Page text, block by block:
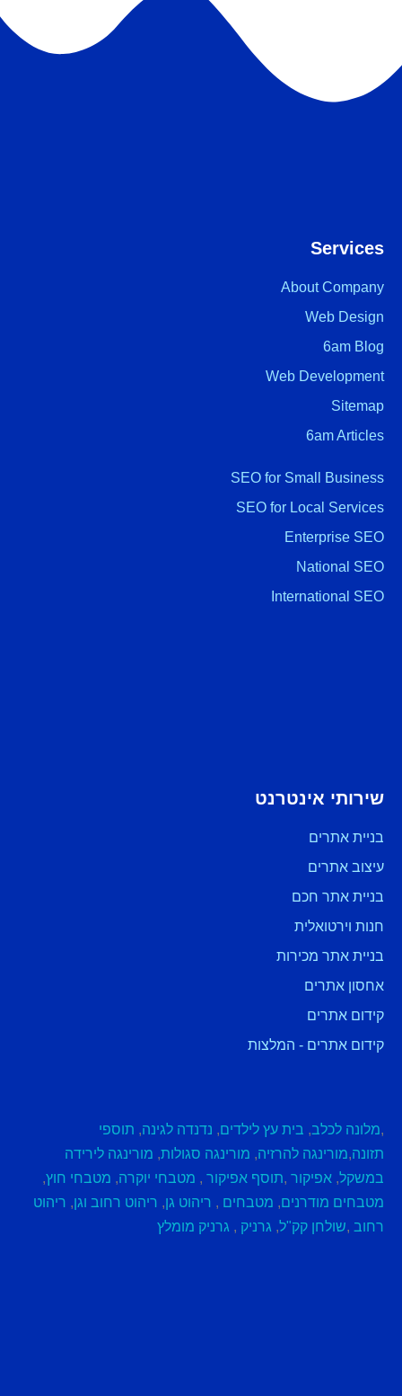
Services
About Company
Web Design
6am Blog
Web Development
Sitemap
6am Articles
SEO for Small Business
SEO for Local Services
Enterprise SEO
National SEO
International SEO
שירותי אינטרנט
בניית אתרים
עיצוב אתרים
בניית אתר חכם
חנות וירטואלית
בניית אתר מכירות
אחסון אתרים
קידום אתרים
קידום אתרים - המלצות
,מלונה לכלב, בית עץ לילדים, נדנדה לגינה, תוספי
תזונה,מורינגה להרזיה, מורינגה סגולות, מורינגה לירידה
במשקל, אפיקור ,תוסף אפיקור , מטבחי יוקרה, מטבחי חוץ,
מטבחים מודרנים, מטבחים , ריהוט גן, ריהוט רחוב וגן, ריהוט
רחוב ,שולחן קק"ל, גרניק , גרניק מומלץ